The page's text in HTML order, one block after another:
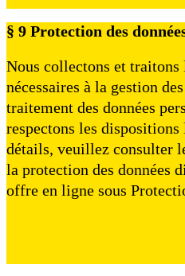
§ 9 Protection des
Nous collectons et traitons
nécessaires à la gestion
traitement des données
respectons les dispositions
détails, veuillez consulter
la protection des données
offre en ligne sous